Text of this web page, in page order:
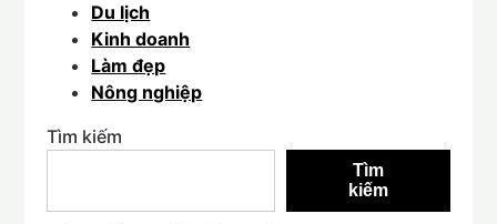
Du lịch
Kinh doanh
Làm đẹp
Nông nghiệp
Tìm kiếm
Tìm
kiếm